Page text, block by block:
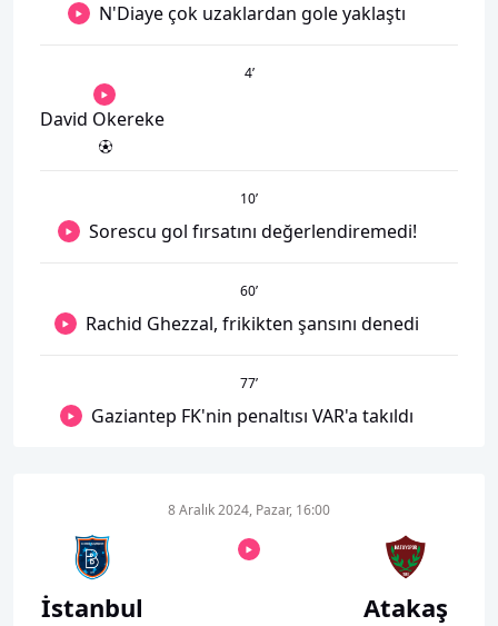
N'Diaye çok uzaklardan gole yaklaştı
4’
David Okereke
10’
Sorescu gol fırsatını değerlendiremedi!
60’
Rachid Ghezzal, frikikten şansını denedi
77’
Gaziantep FK'nin penaltısı VAR'a takıldı
İstanbul
8 Aralık 2024, Pazar, 16:00
Atakaş